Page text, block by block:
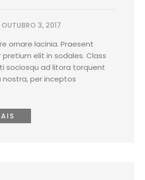
OUTUBRO 3, 2017
ornare lacinia. Praesent
elit in sodales. Class
sociosqu ad litora torquent
nostra, per inceptos